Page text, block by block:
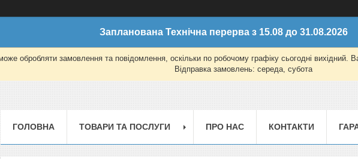
Запланована Технічна перерва з 15.08 до 31.08.2026
обробляти замовлення та повідомлення, оскільки по робочому графіку сьогодні
Відправка замовлень: середа, субота
ГОЛОВНА ТОВАРИ ТА ПОСЛУГИ ПРО НАС КОНТАКТИ